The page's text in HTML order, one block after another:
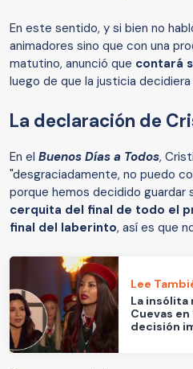
En este sentido, y si bien no
animadores sino que con una
matutino, anunció que contará
luego de que la justicia
La declaración de
En el Buenos Días a Todos,
"desgraciadamente, no puedo
porque hemos decidido guardar
cerquita del final de todo el
final del laberinto, así es que
Lee
La insólita
Cuevas
decisión